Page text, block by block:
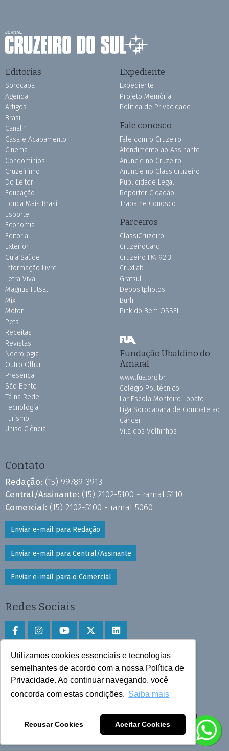
Utilizamos cookies essenciais e tecnologias
semelhantes de acordo com a nossa Política de
Privacidade. Ao continuar navegando, você
concorda com estas condições. Saiba mais
Recusar Cookies Aceitar Cookies
Editorias
Sorocaba
Agenda
Artigos
Brasil
Canal 1
Casa e Acabamento
Cinema
Condomínios
Cruzeirinho
Do Leitor
Educação
Educa Mais Brasil
Esporte
Economia
Editorial
Exterior
Guia Saúde
Informação Livre
Letra Viva
Magnus Futsal
Mix
Motor
Pets
Receitas
Revistas
Necrologia
Outro Olhar
Presença
São Bento
Tá na Rede
Tecnologia
Turismo
Uniso Ciência
Expediente
Expediente
Projeto Memória
Política de Privacidade
Fale conosco
Fale com o Cruzeiro
Atendimento ao Assinante
Anuncie no Cruzeiro
Anuncie no ClassiCruzeiro
Publicidade Legal
Repórter Cidadão
Trabalhe Conosco
Parceiros
ClassiCruzeiro
CruzeiroCard
Cruzeiro FM 92.3
CruxLab
Grafsul
Depositphotos
Burh
Pink do Bem OSSEL
Fundação Ubaldino do
Amaral
www.fua.org.br
Colégio Politécnico
Lar Escola Monteiro Lobato
Liga Sorocabana de Combate ao
Câncer
Vila dos Velhinhos
Contato
Redação: (15) 99789-3913
Central/Assinante: (15) 2102-5100 - ramal 5110
Comercial: (15) 2102-5100 - ramal 5060
Enviar e-mail para Redação
Enviar e-mail para Central/Assinante
Enviar e-mail para o Comercial
Redes Sociais
Faça download do aplicativo
Play Store e App Store
Todos os direitos reservados © 2025 Cruzeiro do Sul